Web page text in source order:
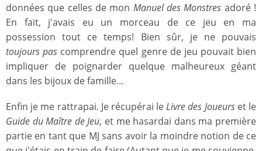
données que celles de mon Manuel des Monstres adoré !
En fait, j'avais eu un morceau de ce jeu en ma
possession tout ce temps! Bien sûr, je ne pouvais
toujours pas comprendre quel genre de jeu pouvait bien
impliquer de poignarder quelque malheureux géant
dans les bijoux de famille…
Enfin je me rattrapai. Je récupérai leLivre des Joueurset le
Guide du Maître de Jeu, et me hasardai dans ma première
partie en tant que MJ sans avoir la moindre notion de ce